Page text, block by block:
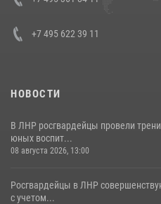
+7 495 622 39 11
НОВОСТИ
В ЛНР росгвардейцы провели
юных воспит...
08 августа 2026, 13:00
Росгвардейцы в ЛНР
с учетом...